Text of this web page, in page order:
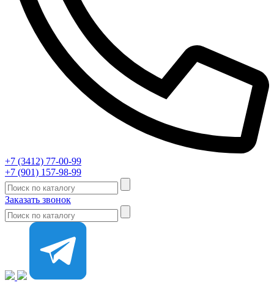
+7 (3412) 77-00-99
+7 (901) 157-98-99
Заказать звонок